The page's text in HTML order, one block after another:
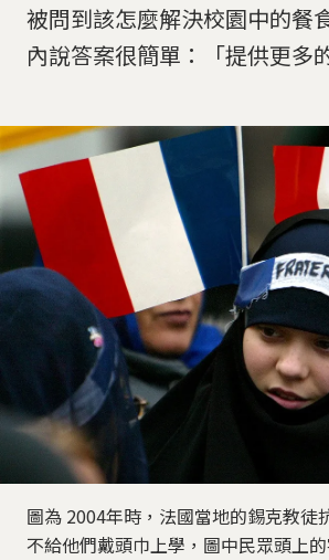
被問到該怎麼解決校園中的餐
內說答案很簡單：「提供更多
圖為 2004年時，法國當地的錫克教徒
不給他們戴頭巾上學，圖中民眾頭上